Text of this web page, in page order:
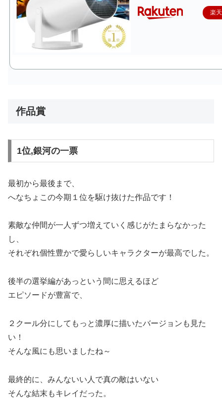
楽
作品賞
1位,銀河の一票
最初から最後まで、
へなちょこの今期１位を駆け抜けた作品です！
素敵な仲間が一人ずつ増えていく感じがたまらなかった
し、
それぞれ個性豊かで愛らしいキャラクターが最高でした。
後半の選挙編があっという間に思えるほど
エピソードが豊富で、
２クール分にしてもっと濃厚に描いたバージョンも見た
い！
そんな風にも思いましたね～
最終的に、みんないい人で真の敵はいない
そんな結末もキレイだった。